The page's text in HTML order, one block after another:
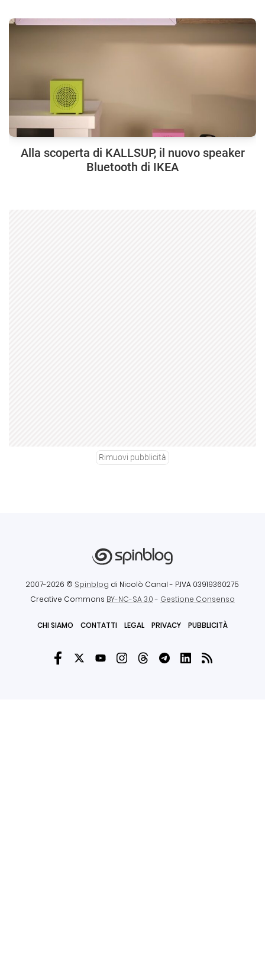
Alla scoperta di KALLSUP, il nuovo speaker
Bluetooth di IKEA
Rimuovi pubblicità
2007-2026 © Spinblog di Nicolò Canal - P.IVA 03919360275
Creative Commons BY-NC-SA 3.0- Gestione Consenso
CHI SIAMO CONTATTI LEGAL PRIVACY PUBBLICITÀ